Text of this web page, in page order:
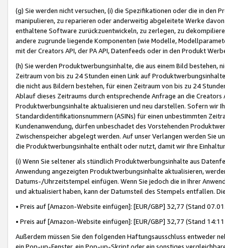
(g) Sie werden nicht versuchen, (i) die Spezifikationen oder die in
manipulieren, zu reparieren oder anderweitig abgeleitete Werke
enthaltene Software zurückzuentwickeln, zu zerlegen, zu
andere zugrunde liegende Komponenten (wie Modelle,
mit der Creators API, der PA API, Datenfeeds oder in den Produkt
(h) Sie werden Produktwerbungsinhalte, die aus einem Bild bestehen,
Zeitraum von bis zu 24 Stunden einen Link auf
die nicht aus Bildern bestehen, für einen Zeitraum von bis zu 24
Ablauf dieses Zeitraums durch entsprechende Anfrage an die
Produktwerbungsinhalte aktualisieren und neu darstellen. Sofern wir
Standardidentifikationsnummern (ASINs) für einen unbestimmten
Kundenanwendung, dürfen unbeschadet des Vorstehenden
Zwischenspeicher abgelegt werden. Auf unser Verlangen werden Sie
die Produktwerbungsinhalte enthält oder nutzt, damit wir Ihre
(i) Wenn Sie seltener als stündlich Produktwerbungsinhalte aus
Anwendung angezeigten Produktwerbungsinhalte aktualisieren,
Datums-/Uhrzeitstempel einfügen. Wenn Sie jedoch die in Ihrer
und aktualisiert haben, kann der Datumsteil des Stempels entfallen.
• Preis auf [Amazon-Website einfügen]: [EUR/GBP] 32,77 (Stand
• Preis auf [Amazon-Website einfügen]: [EUR/GBP] 32,77 (Stand
Außerdem müssen Sie den folgenden Haftungsausschluss entweder
ein Pop-up-Fenster, ein Pop-up-Skript oder ein sonstiges